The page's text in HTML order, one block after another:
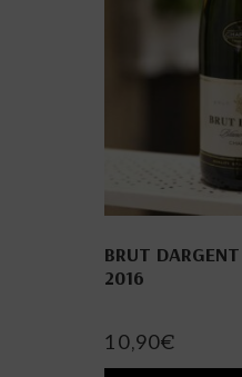
BRUT
2016
10,90€